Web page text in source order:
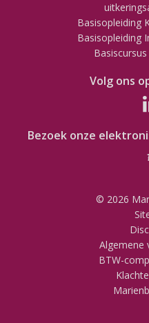
Basisopleiding
Basisopleiding
Volg ons
Bezoek onze
© 2026
Algemene
BTW-